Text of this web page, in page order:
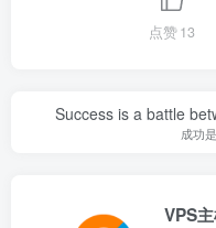
点赞13
Success is a battle
成功
VPS